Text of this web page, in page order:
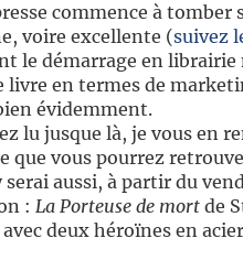
commence à tomber
voire excellente (suivez
le démarrage en librairie
livre en termes de
évidemment.
lu jusque là, je vous en
que vous pourrez
serai aussi, à partir du
: La Porteuse de mortde
deux héroïnes en